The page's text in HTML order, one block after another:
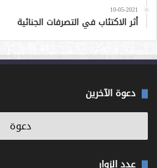
10-05-2021
أثر الاكتئاب في التصرفات الجنائية
دعوة الآخرين